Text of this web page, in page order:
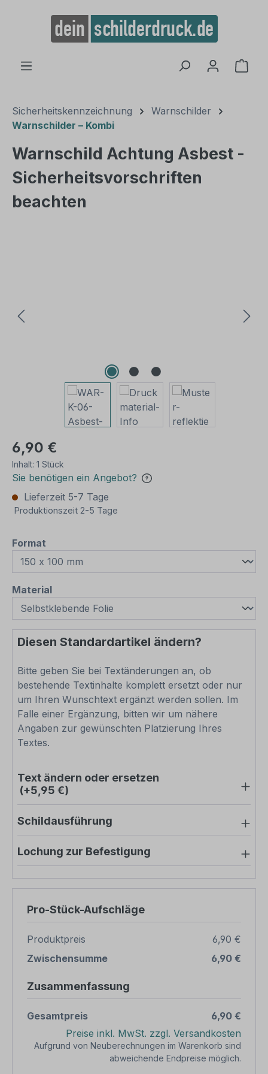
springen
Sicherheitskennzeichnung
Warnschilder
Warnschilder – Kombi
Warnschild Achtung Asbest -
Sicherheitsvorschriften
beachten
6,90 €
Inhalt: 1 Stück
Sie benötigen ein Angebot?
Lieferzeit 5-7 Tage
Produktionszeit 2-5 Tage
Format
Materialauswählen
Diesen Standardartikel ändern?
Bitte geben Sie bei Textänderungen an, ob
bestehende Textinhalte komplett ersetzt oder nur
um Ihren Wunschtext ergänzt werden sollen. Im
Falle einer Ergänzung, bitten wir um nähere
Angaben zur gewünschten Platzierung Ihres
Textes.
Text ändern oder ersetzen
(+5,95 €)
Schildausführung
Lochung zur Befestigung
Pro-Stück-Aufschläge
Produktpreis
6,90 €
Zwischensumme
6,90 €
Zusammenfassung
Gesamtpreis
6,90 €
Preise inkl. MwSt. zzgl. Versandkosten
Aufgrund von Neuberechnungen im Warenkorb sind
abweichende Endpreise möglich.